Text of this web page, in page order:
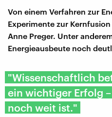
Von einem Verfahren zur
Experimente zur
Anne Preger. Unter
Energieausbeute noch
"Wissenschaftlich
ein wichtiger Erfolg
noch weit ist."